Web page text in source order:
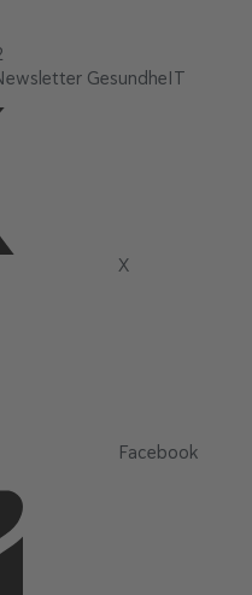
GesundheIT
X
Facebook